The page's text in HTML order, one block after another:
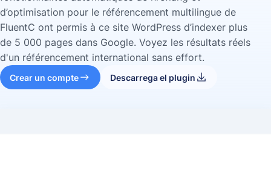
d’optimisation pour le référencement multilingue de
FluentC ont permis à ce site WordPress d’indexer plus
de 5 000 pages dans Google. Voyez les résultats réels
d'un référencement international sans effort.
Crear un compte Descarrega el plugin